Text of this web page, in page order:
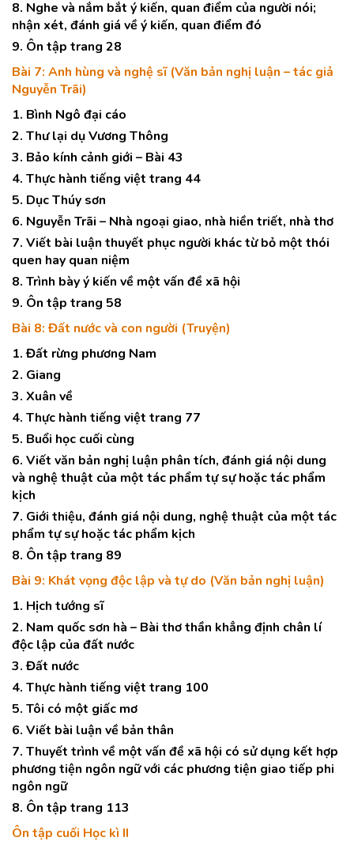
8. Nghe và nắm bắt ý kiến, quan điểm của người nói;
nhận xét, đánh giá về ý kiến, quan điểm đó
9. Ôn tập trang 28
Bài 7: Anh hùng và nghệ sĩ (Văn bản nghị luận – tác giả
Nguyễn Trãi)
1. Bình Ngô đại cáo
2. Thư lại dụ Vương Thông
3. Bảo kính cảnh giới – Bài 43
4. Thực hành tiếng việt trang 44
5. Dục Thúy sơn
6. Nguyễn Trãi – Nhà ngoại giao, nhà hiền triết, nhà thơ
7. Viết bài luận thuyết phục người khác từ bỏ một thói
quen hay quan niệm
8. Trình bày ý kiến về một vấn đề xã hội
9. Ôn tập trang 58
Bài 8: Đất nước và con người (Truyện)
1. Đất rừng phương Nam
2. Giang
3. Xuân về
4. Thực hành tiếng việt trang 77
5. Buổi học cuối cùng
6. Viết văn bản nghị luận phân tích, đánh giá nội dung
và nghệ thuật của một tác phẩm tự sự hoặc tác phẩm
kịch
7. Giới thiệu, đánh giá nội dung, nghệ thuật của một tác
phẩm tự sự hoặc tác phẩm kịch
8. Ôn tập trang 89
Bài 9: Khát vọng độc lập và tự do (Văn bản nghị luận)
1. Hịch tướng sĩ
2. Nam quốc sơn hà – Bài thơ thần khẳng định chân lí
độc lập của đất nước
3. Đất nước
4. Thực hành tiếng việt trang 100
5. Tôi có một giấc mơ
6. Viết bài luận về bản thân
7. Thuyết trình về một vấn đề xã hội có sử dụng kết hợp
phương tiện ngôn ngữ với các phương tiện giao tiếp phi
ngôn ngữ
8. Ôn tập trang 113
Ôn tập cuối Học kì II